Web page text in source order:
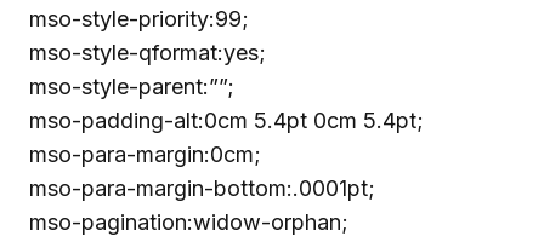
mso-style-priority:99;
mso-style-qformat:yes;
mso-style-parent:””;
mso-padding-alt:0cm 5.4pt 0cm 5.4pt;
mso-para-margin:0cm;
mso-para-margin-bottom:.0001pt;
mso-pagination:widow-orphan;